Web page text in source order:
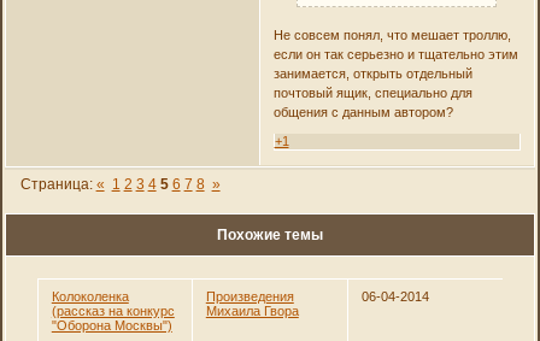
Не совсем понял, что мешает троллю,
если он так серьезно и тщательно этим
занимается, открыть отдельный
почтовый ящик, специально для
общения с данным автором?
+1
Страница: « 1 2 3 4 5 6 7 8 »
Похожие темы
Колоколенка
(рассказ на конкурс
"Оборона Москвы")
Произведения
Михаила Гвора
06-04-2014